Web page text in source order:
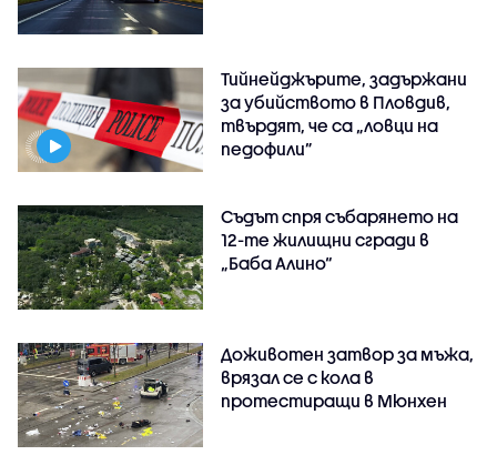
Тийнейджърите, задържани
за убийството в Пловдив,
твърдят, че са „ловци на
педофили”
Съдът спря събарянето на
12-те жилищни сгради в
„Баба Алино“
Доживотен затвор за мъжа,
врязал се с кола в
протестиращи в Мюнхен